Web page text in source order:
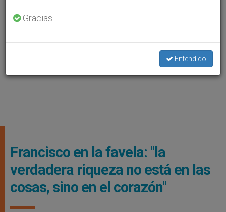
Francisco en la favela: "la
verdadera riqueza no está en las
cosas, sino en el corazón"
Gracias.
Entendido